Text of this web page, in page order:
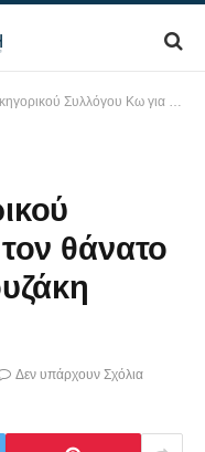
Κω για τον θάνατο της Ευτυχίας Φρουζάκη Εισερχόμενα
θάνατο
Δεν υπάρχουν Σχόλια